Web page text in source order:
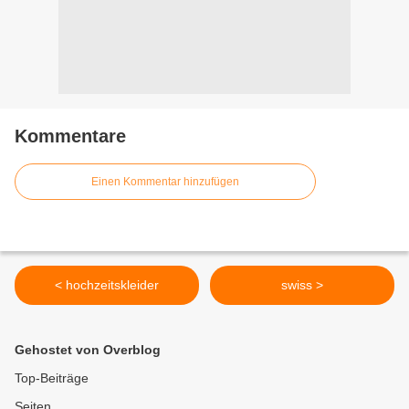
Kommentare
Einen Kommentar hinzufügen
< hochzeitskleider swiss >
Gehostet von Overblog
Top-Beiträge
Seiten